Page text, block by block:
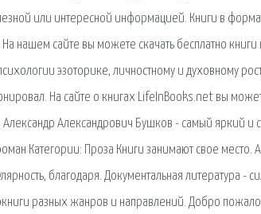
или интересной информацией. Книги в
нашем сайте вы можете скачать бесплатно
эзоторике, личностному и духовному
На сайте о книгах LifeInBooks.net вы
Александрович Бушков - самый яркий и
Категории: Проза Книги занимают свое место.
благодаря. Документальная литература -
разных жанров и направлений. Добро